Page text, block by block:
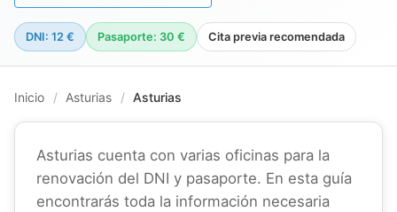
DNI: 12 € Pasaporte: 30 € Cita previa recomendada
Inicio / Asturias / Asturias
Asturias cuenta con varias oficinas para la
renovación del DNI y pasaporte. En esta guía
encontrarás toda la información necesaria